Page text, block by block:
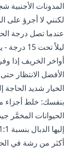
المدونات
لكنني لا أجرؤ على
ليلاً تحت
أواخر الخريف إذا
الأفضل الانتظار حتى
الخيار شديد الحاجة
بنفسك: خلط أجزاء
الحيوانات المخمَّر
أكثر من رشة في